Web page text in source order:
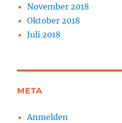
November 2018
Oktober 2018
Juli 2018
META
Anmelden